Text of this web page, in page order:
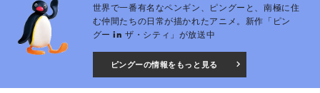
世界で一番有名なペンギン、ピングーと、南極に住
む仲間たちの日常が描かれたアニメ。新作「ピン
グー in ザ・シティ」が放送中
ピングーの情報をもっと見る